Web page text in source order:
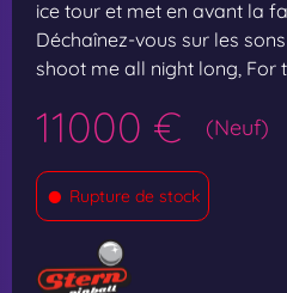
ice tour et met en avant la
Déchaînez-vous sur les
shoot me all night long, For
11000 € (Neuf)
• Rupture de stock